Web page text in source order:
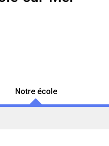
Notre école